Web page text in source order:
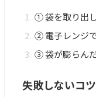
① 袋を取り出
② 電子レンジ
③ 袋が膨らん
失敗しないコツ